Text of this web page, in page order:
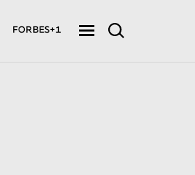
FORBES+1